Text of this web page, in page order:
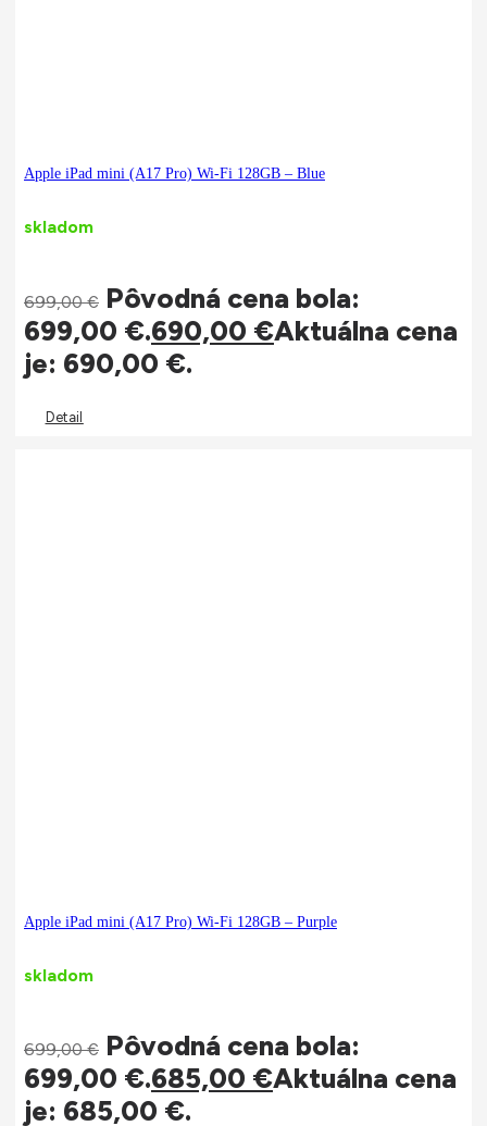
Apple iPad mini (A17 Pro) Wi-Fi 128GB – Blue
skladom
699,00€ Pôvodná cena bola:
699,00 €.690,00 €Aktuálna cena
je: 690,00 €.
Detail
Apple iPad mini (A17 Pro) Wi-Fi 128GB – Purple
skladom
699,00€ Pôvodná cena bola:
699,00 €.685,00 €Aktuálna cena
je: 685,00 €.